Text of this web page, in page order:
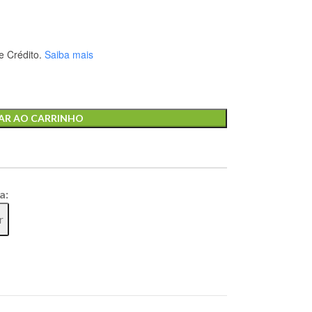
Crédito. Saiba mais
AO CARRINHO